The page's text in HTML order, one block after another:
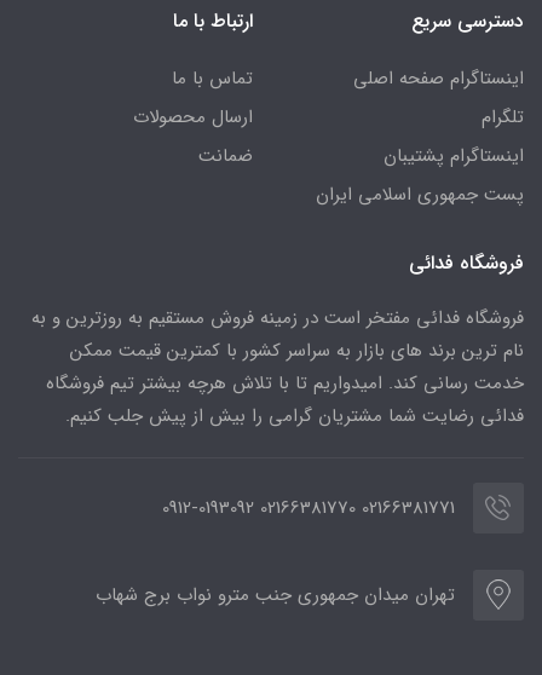
دسترسی سریع
اینستاگرام صفحه اصلی
تلگرام
اینستاگرام پشتیبان
پست جمهوری اسلامی ایران
ارتباط با ما
تماس با ما
ارسال محصولات
ضمانت
فروشگاه فدائی
فروشگاه فدائی مفتخر است در زمینه فروش مستقیم به روزترین و به
نام ترین برند های بازار به سراسر کشور با کمترین قیمت ممکن
خدمت رسانی کند. امیدواریم تا با تلاش هرچه بیشتر تیم فروشگاه
فدائی رضایت شما مشتریان گرامی را بیش از پیش جلب کنیم.
02166381771 02166381770 0912-0193092
تهران میدان جمهوری جنب مترو نواب برج شهاب